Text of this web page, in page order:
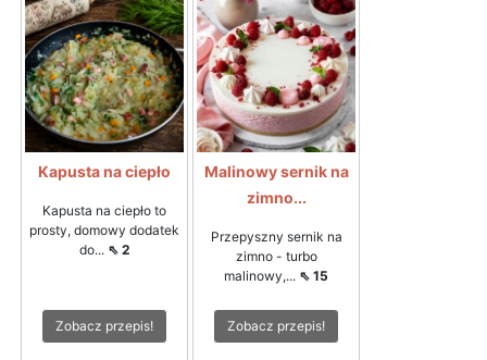
Kapusta na ciepło
Kapusta na ciepło to
prosty, domowy dodatek
do... ⇖ 2
Zobacz przepis!
Malinowy sernik na
zimno...
Przepyszny sernik na
zimno - turbo
malinowy,... ⇖ 15
Zobacz przepis!